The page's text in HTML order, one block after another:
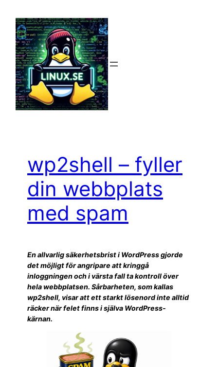
innehåll
wp2shell – fyller
din webbplats
med spam
En allvarlig säkerhetsbrist i WordPress gjorde
det möjligt för angripare att kringgå
inloggningen och i värsta fall ta kontroll över
hela webbplatsen. Sårbarheten, som kallas
wp2shell, visar att ett starkt lösenord inte alltid
räcker när felet finns i själva WordPress-
kärnan.